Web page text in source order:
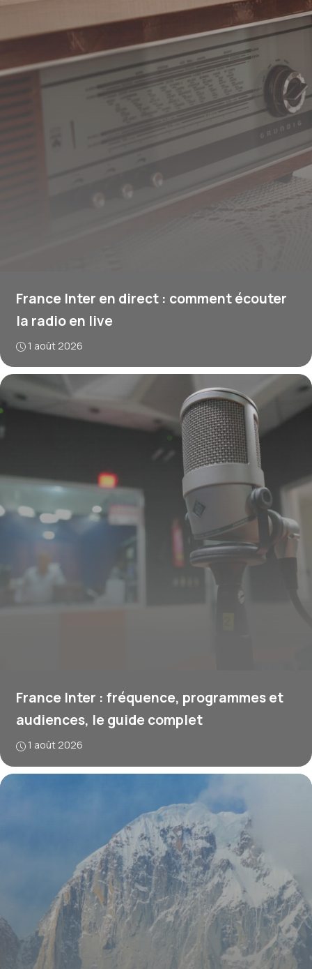
France Inter en direct : comment écouter
la radio en live
1 août 2026
France Inter : fréquence, programmes et
audiences, le guide complet
1 août 2026